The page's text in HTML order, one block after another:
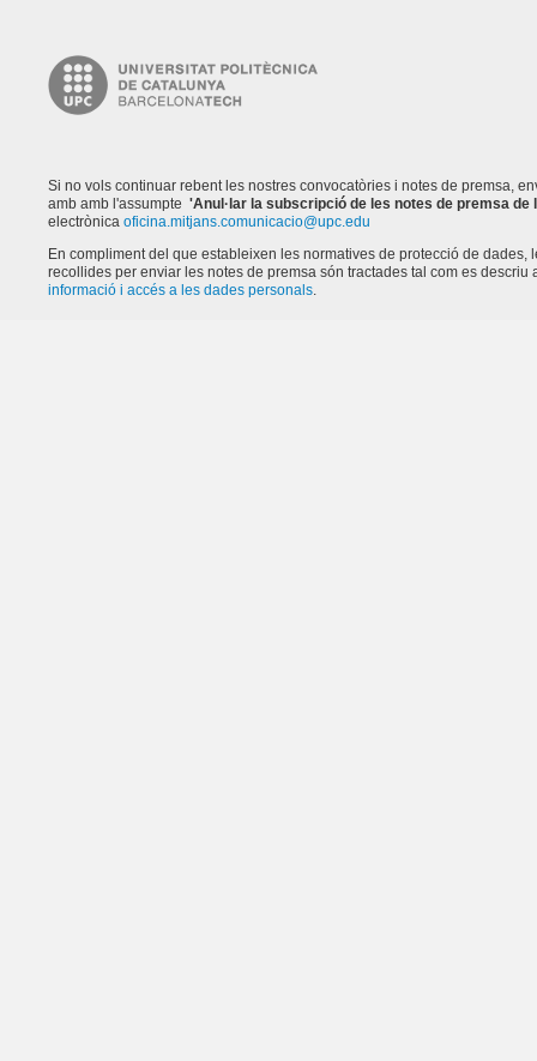
Si no vols continuar rebent les nostres convocatòries i notes de premsa,
amb amb l'assumpte 'Anul·lar la subscripció de les notes de premsa de
electrònica oficina.mitjans.comunicacio@upc.edu
En compliment del que estableixen les normatives de protecció de dades,
recollides per enviar les notes de premsa són tractades tal com es descriu
informació i accés a les dades personals.